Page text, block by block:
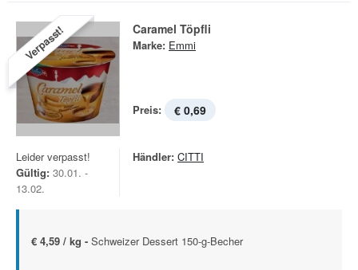
Verpasst! Caramel Töpfli
Marke: Emmi
Preis: € 0,69
Leider verpasst!
Gültig: 30.01. -
13.02.
Händler: CITTI
€ 4,59 / kg - Schweizer Dessert 150-g-Becher